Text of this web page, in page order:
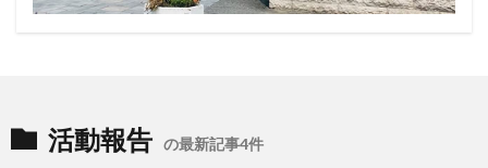
活動報告 の最新記事4件